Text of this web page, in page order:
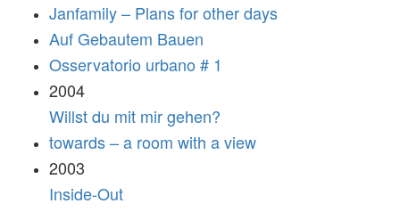
Janfamily – Plans for other days
Auf Gebautem Bauen
Osservatorio urbano # 1
2004
Willst du mit mir gehen?
towards – a room with a view
2003
Inside-Out